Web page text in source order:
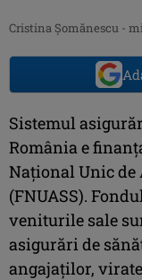
Cristina Şomănescu -
Sistemul
România e
Naţional Unic de
(FNUASS).
veniturile sale
asigurări de
angajaţilor,